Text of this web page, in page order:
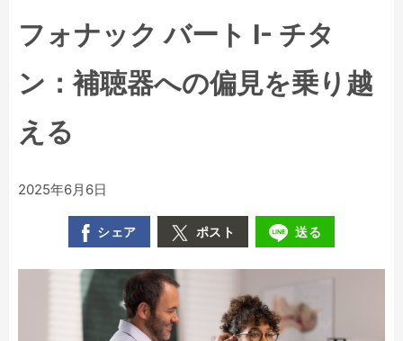
フォナック バート I- チタ
ン：補聴器への偏見を乗り越
える
2025年6月6日
シェア ポスト 送る